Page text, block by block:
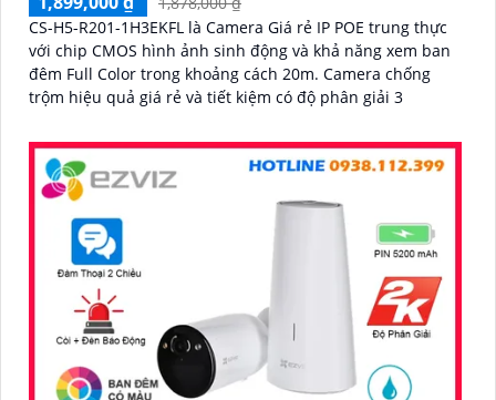
CS-H5-R201-1H3EKFL là Camera Giá rẻ IP POE trung thực
với chip CMOS hình ảnh sinh động và khả năng xem ban
đêm Full Color trong khoảng cách 20m. Camera chống
trộm hiệu quả giá rẻ và tiết kiệm có độ phân giải 3